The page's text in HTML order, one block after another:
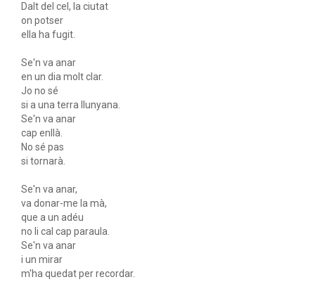
Dalt del cel, la ciutat
on potser
ella ha fugit.
Se'n va anar
en un dia molt clar.
Jo no sé
si a una terra llunyana.
Se'n va anar
cap enllà.
No sé pas
si tornarà.
Se'n va anar,
va donar-me la mà,
que a un adéu
no li cal cap paraula.
Se'n va anar
i un mirar
m'ha quedat per recordar.